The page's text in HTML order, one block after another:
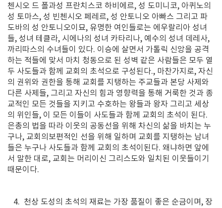
첸시오 드 폴과성 프란치스코 하비에르, 성 도미니코, 아퀴노의
성 토마스, 성 빈첸시오 페레르, 성 안토니오 아빠스 그리고 파
도바의 성 안토니오이묘, 유명한 여인들로는 에우랄리아 성녀
들, 성녀 테클라, 시에나의 성녀 카타리나, 예수의 성녀 데레사,
까리따스의 수녀들이 있다. 이승에 살면서 가톨릭 신앙을 공격
하는 적들에 맞서 마치 청동으로 된 성벽 같은 사람들은 모두 열
두 사도들과 함께 교회의 초석으로 구성된다., 마찬가지로, 자신
의 권위와 권한을 통해 교회를 지탱하는 주교들과 본당 사제와
다른 사제들, 그리고 자신의 힘과 영향력을 통해 거룩한 것과 종
교적인 모든 것들을 지키고 수호하는 왕들과 왕자 그리고 세상
의 위인들, 이 모든 이들이 사도들과 함께 교회의 초석이 된다.
은총의 법을 따라 이웃의 공동선을 위해 차신의 삶을 바치는 누
구나, 교회의보편적인 선을 위해 일하며 교회를 지탱하는 남녀
들은 누구나 사도들과 함께 교회의 초석이된다. 왜냐하면 앞에
서 말한 대로, 교회는 머리이신 그리스도와 일치된 이웃들이기
때문이다.
4. 천상 도성의 초석의 재료는 가장 품질이 좋은 순금이며, 장